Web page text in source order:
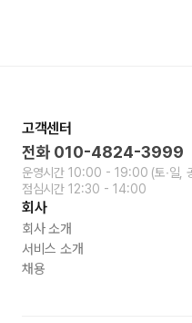
고객센터
전화 010-4824-3999
운영시간 10:00 - 19:00 (토∙일,
점심시간 12:30 - 14:00
회사
회사 소개
서비스 소개
채용